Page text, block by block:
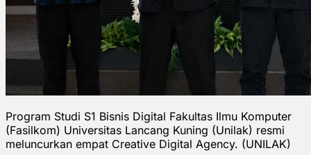
Program Studi S1 Bisnis Digital Fakultas Ilmu Komputer
(Fasilkom) Universitas Lancang Kuning (Unilak) resmi
meluncurkan empat Creative Digital Agency. (UNILAK)